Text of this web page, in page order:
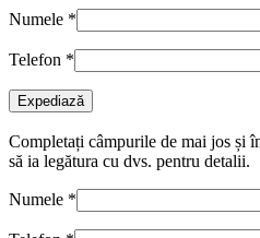
Numele *
Telefon *
Completați câmpurile de mai jos și
să ia legătura cu dvs. pentru detalii.
Numele *